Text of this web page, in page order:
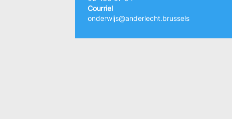
Courriel
onderwijs@anderlecht.brussels